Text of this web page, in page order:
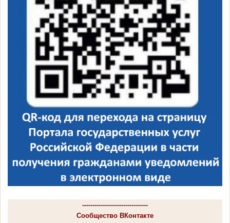
--------------------------------
Сообщество ВКонтакте